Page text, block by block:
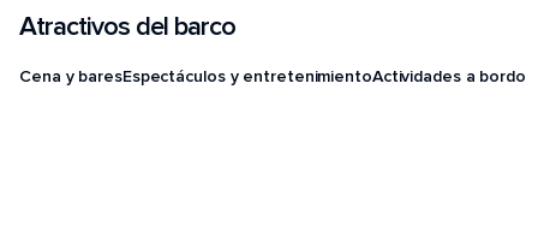
Atractivos del barco
Cena y baresEspectáculos y entretenimientoActividades a bordo